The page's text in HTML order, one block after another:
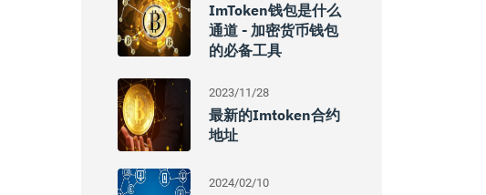
ImToken钱包是什么
通道 - 加密货币钱包
的必备工具
2023/11/28
最新的imtoken合约
地址
2024/02/10